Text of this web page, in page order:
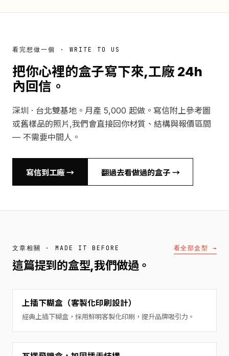
看完想做一個 · WRITE TO US
把你心裡的盒子寫下來,工廠 24h
內回信。
深圳 · 台北雙基地。月產 5,000 起做。寫信附上參考圖
或舊樣品的照片,我們會直接回你材質、結構與報價區間
— 不需要中間人。
寫信到工廠 → 翻過去看做過的盒子 →
文章相關 · MADE IT BEFORE
這篇提到的盒型,我們做過。
看全部盒型 →
上插下糊盒（客製化印刷設計）
經典上插下糊盒，採用鮮明客製化印刷，提升品牌吸引力。